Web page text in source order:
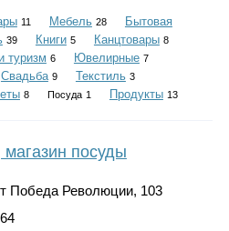
Инфо
11 Мебель 28
Бытовая
39 Книги 5 Канцтовары 8
туризм 6 Ювелирные 7
Свадьба 9 Текстиль 3
8 Посуда 1 Продукты 13
посуды
Победа Революции, 103